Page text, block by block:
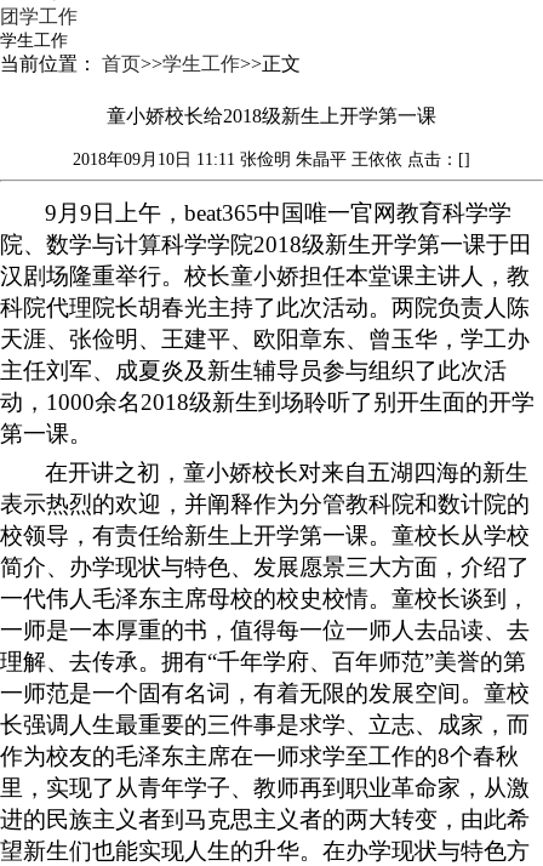
团学工作
学生工作
当前位置： 首页>>学生工作>>正文
童小娇校长给2018级新生上开学第一课
2018年09月10日 11:11 张俭明 朱晶平 王依依 点击：[]
9月 9 日上午，beat365中国唯一官网教育科学学
院、数学与计算科学学院2018级新生开学第一课于田
汉剧场隆重举行。校长童小娇担任本堂课主讲人，教
科院代理院长胡春光主持了此次活动。两院负责人陈
天涯、张俭明、王建平、欧阳章东、曾玉华，学工办
主任刘军、成夏炎及新生辅导员参与组织了此次活
动， 1000余名2018级新生到场聆听了别开生面的开学
第一课。
在开讲之初，童小娇校长对来自五湖四海的新生
表示热烈的欢迎，并阐释作为分管教科院和数计院的
校领导，有责任给新生上开学第一课。童校长从学校
简介、办学现状与特色、发展愿景三大方面，介绍了
一代伟人毛泽东主席母校的校史校情。童校长谈到，
一师是一本厚重的书，值得每一位一师人去品读、去
理解、去传承。拥有“千年学府、百年师范”美誉的第
一师范是一个固有名词，有着无限的发展空间。童校
长强调人生最重要的三件事是求学、立志、成家，而
作为校友的毛泽东主席在一师求学至工作的8个春秋
里，实现了从青年学子、教师再到职业革命家，从激
进的民族主义者到马克思主义者的两大转变，由此希
望新生们也能实现人生的升华。在办学现状与特色方